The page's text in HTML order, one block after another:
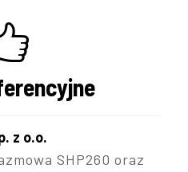
z o.o.
SHP260 oraz